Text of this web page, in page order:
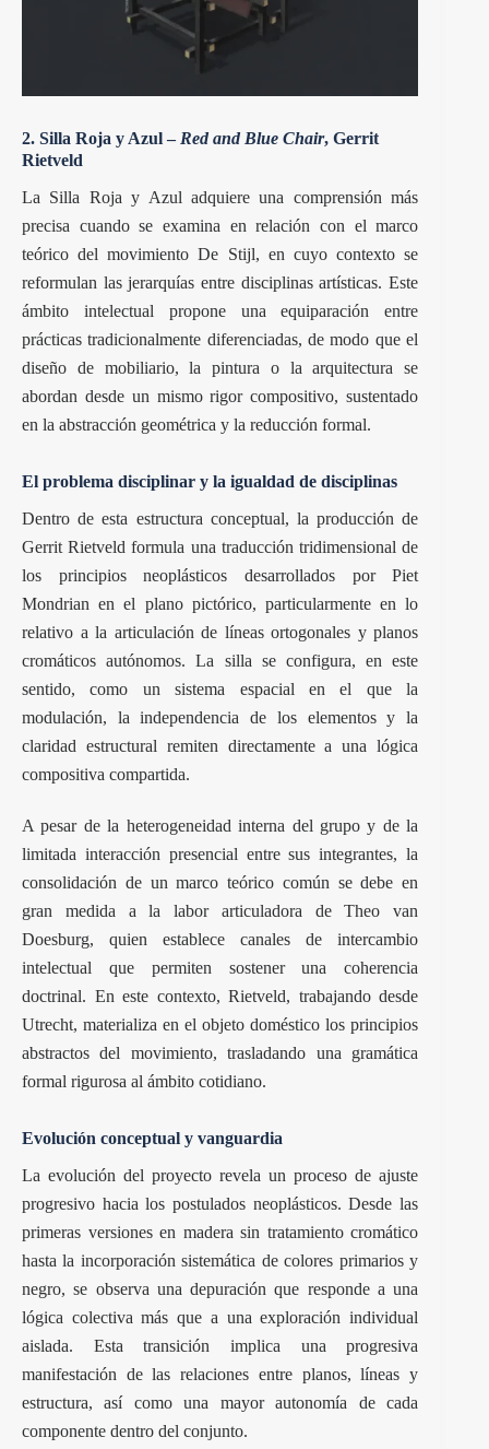
2. Silla Roja y Azul – Red and Blue Chair, Gerrit
Rietveld
La Silla Roja y Azul adquiere una comprensión más
precisa cuando se examina en relación con el marco
teórico del movimiento De Stijl, en cuyo contexto se
reformulan las jerarquías entre disciplinas artísticas. Este
ámbito intelectual propone una equiparación entre
prácticas tradicionalmente diferenciadas, de modo que el
diseño de mobiliario, la pintura o la arquitectura se
abordan desde un mismo rigor compositivo, sustentado
en la abstracción geométrica y la reducción formal.
El problema disciplinar y la igualdad de disciplinas
Dentro de esta estructura conceptual, la producción de
Gerrit Rietveld formula una traducción tridimensional de
los principios neoplásticos desarrollados por Piet
Mondrian en el plano pictórico, particularmente en lo
relativo a la articulación de líneas ortogonales y planos
cromáticos autónomos. La silla se configura, en este
sentido, como un sistema espacial en el que la
modulación, la independencia de los elementos y la
claridad estructural remiten directamente a una lógica
compositiva compartida.
A pesar de la heterogeneidad interna del grupo y de la
limitada interacción presencial entre sus integrantes, la
consolidación de un marco teórico común se debe en
gran medida a la labor articuladora de Theo van
Doesburg, quien establece canales de intercambio
intelectual que permiten sostener una coherencia
doctrinal. En este contexto, Rietveld, trabajando desde
Utrecht, materializa en el objeto doméstico los principios
abstractos del movimiento, trasladando una gramática
formal rigurosa al ámbito cotidiano.
Evolución conceptual y vanguardia
La evolución del proyecto revela un proceso de ajuste
progresivo hacia los postulados neoplásticos. Desde las
primeras versiones en madera sin tratamiento cromático
hasta la incorporación sistemática de colores primarios y
negro, se observa una depuración que responde a una
lógica colectiva más que a una exploración individual
aislada. Esta transición implica una progresiva
manifestación de las relaciones entre planos, líneas y
estructura, así como una mayor autonomía de cada
componente dentro del conjunto.